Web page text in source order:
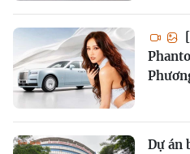
Dự án